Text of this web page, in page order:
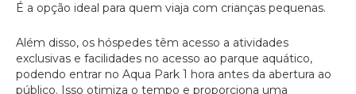
É a opção ideal para quem viaja com crianças pequenas.
Além disso, os hóspedes têm acesso a atividades
exclusivas e facilidades no acesso ao parque aquático,
podendo entrar no Aqua Park 1 hora antes da abertura ao
público. Isso otimiza o tempo e proporciona uma